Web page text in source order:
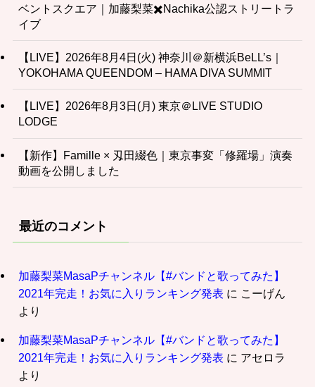
ベントスクエア｜加藤梨菜✖️Nachika公認ストリートラ
イブ
【LIVE】2026年8月4日(火) 神奈川＠新横浜BeLL’s｜
YOKOHAMA QUEENDOM – HAMA DIVA SUMMIT
【LIVE】2026年8月3日(月) 東京＠LIVE STUDIO
LODGE
【新作】Famille × 刄田綴色｜東京事変「修羅場」演奏
動画を公開しました
最近のコメント
加藤梨菜MasaPチャンネル【#バンドと歌ってみた】
2021年完走！お気に入りランキング発表 に こーげん
より
加藤梨菜MasaPチャンネル【#バンドと歌ってみた】
2021年完走！お気に入りランキング発表 に アセロラ
より